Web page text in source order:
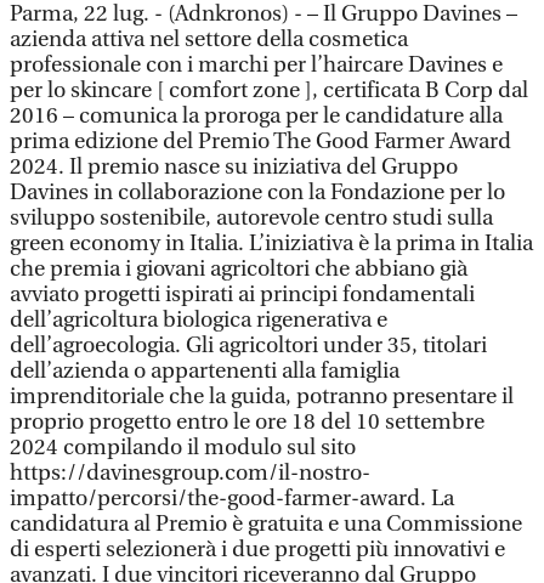
Parma, 22 lug. - (Adnkronos) - – Il Gruppo Davines –
azienda attiva nel settore della cosmetica
professionale con i marchi per l’haircare Davines e
per lo skincare [ comfort zone ], certificata B Corp dal
2016 – comunica la proroga per le candidature alla
prima edizione del Premio The Good Farmer Award
2024. Il premio nasce su iniziativa del Gruppo
Davines in collaborazione con la Fondazione per lo
sviluppo sostenibile, autorevole centro studi sulla
green economy in Italia. L’iniziativa è la prima in Italia
che premia i giovani agricoltori che abbiano già
avviato progetti ispirati ai principi fondamentali
dell’agricoltura biologica rigenerativa e
dell’agroecologia. Gli agricoltori under 35, titolari
dell’azienda o appartenenti alla famiglia
imprenditoriale che la guida, potranno presentare il
proprio progetto entro le ore 18 del 10 settembre
2024 compilando il modulo sul sito
https://davinesgroup.com/il-nostro-
impatto/percorsi/the-good-farmer-award. La
candidatura al Premio è gratuita e una Commissione
di esperti selezionerà i due progetti più innovativi e
avanzati. I due vincitori riceveranno dal Gruppo